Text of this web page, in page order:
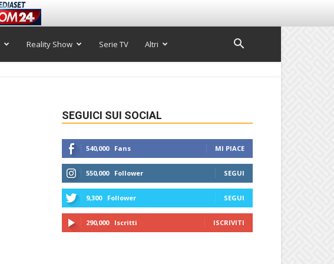
Reality Show Serie TV Altri
SEGUICI SUI SOCIAL
540,000 Fans MI PIACE
550,000 Follower SEGUI
9,300 Follower SEGUI
290,000 Iscritti ISCRIVITI